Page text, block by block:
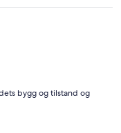
bygg og tilstand og